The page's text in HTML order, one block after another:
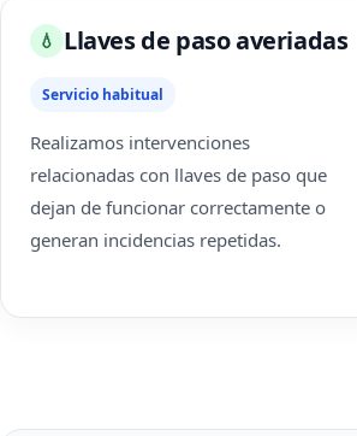
💧 Llaves de paso averiadas
Servicio habitual
Realizamos intervenciones
relacionadas con llaves de paso que
dejan de funcionar correctamente o
generan incidencias repetidas.